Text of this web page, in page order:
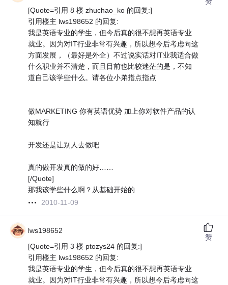
[Quote=引用 8 楼 zhuchao_ko 的回复:]
引用楼主 lws198652 的回复:
我是英语专业的学生，但今后真的很不想再英语专业
就业。因为对IT行业非常有兴趣，所以想今后考虑向这
方面发展，（最好是外企）不过说实话对IT业我适合做
什么职业并不清楚，而且目前也比较迷茫的是，不知
道自己该学些什么。请各位小弟指点指点
做MARKETING 你有英语优势 加上你对软件产品的认
知就行
开发还是让别人去做吧
真的做开发真的做的好……
[/Quote]
那我该学些什么啊？从基础开始的
2010-11-09
lws198652
[Quote=引用 3 楼 ptozys24 的回复:]
引用楼主 lws198652 的回复:
我是英语专业的学生，但今后真的很不想再英语专业
就业。因为对IT行业非常有兴趣，所以想今后考虑向这
赞